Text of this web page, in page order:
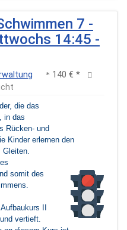
7 -
14:45 -
140 € *
die das
in das
Rücken- und
Kinder erlernen den
somit des
II
vertieft.